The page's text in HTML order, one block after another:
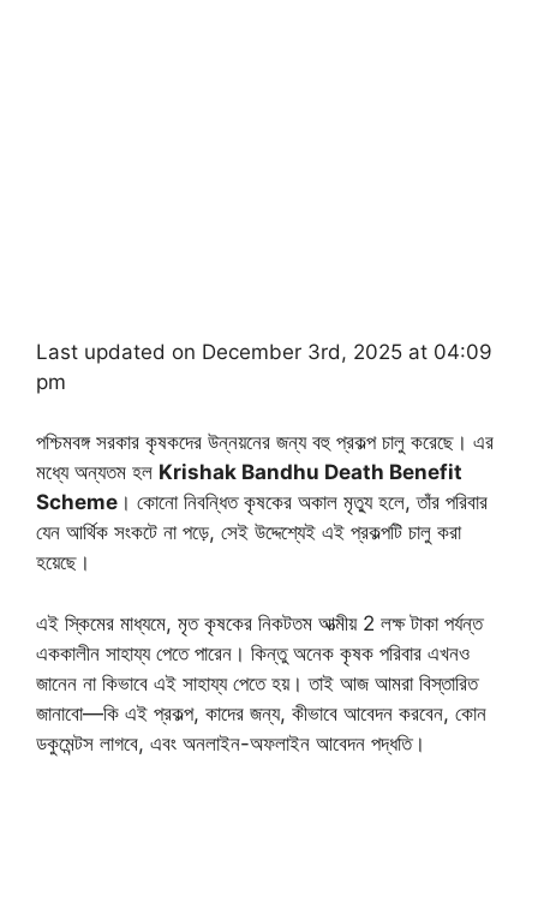
Last updated on December 3rd, 2025 at 04:09
pm
পশ্চিমবঙ্গ সরকার কৃষকদের উন্নয়নের জন্য বহু প্রকল্প চালু করেছে। এর
মধ্যে অন্যতম হল Krishak Bandhu Death Benefit
Scheme । কোনো নিবন্ধিত কৃষকের অকাল মৃত্যু হলে, তাঁর পরিবার
যেন আর্থিক সংকটে না পড়ে, সেই উদ্দেশ্যেই এই প্রকল্পটি চালু করা
হয়েছে।
এই স্কিমের মাধ্যমে, মৃত কৃষকের নিকটতম আত্মীয় 2 লক্ষ টাকা পর্যন্ত
এককালীন সাহায্য পেতে পারেন। কিন্তু অনেক কৃষক পরিবার এখনও
জানেন না কিভাবে এই সাহায্য পেতে হয়। তাই আজ আমরা বিস্তারিত
জানাবো—কি এই প্রকল্প, কাদের জন্য, কীভাবে আবেদন করবেন, কোন
ডকুমেন্টস লাগবে, এবং অনলাইন-অফলাইন আবেদন পদ্ধতি।